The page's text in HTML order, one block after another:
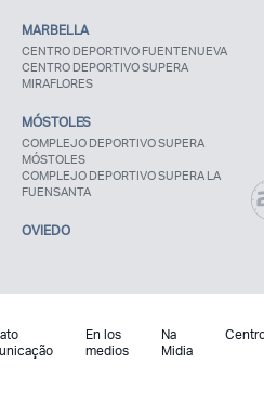
MARBELLA
CENTRO DEPORTIVO FUENTENUEVA
CENTRO DEPORTIVO SUPERA
MIRAFLORES
MÓSTOLES
COMPLEJO DEPORTIVO SUPERA
MÓSTOLES
COMPLEJO DEPORTIVO SUPERA LA
FUENSANTA
OVIEDO
En los
medios
Na
Midia